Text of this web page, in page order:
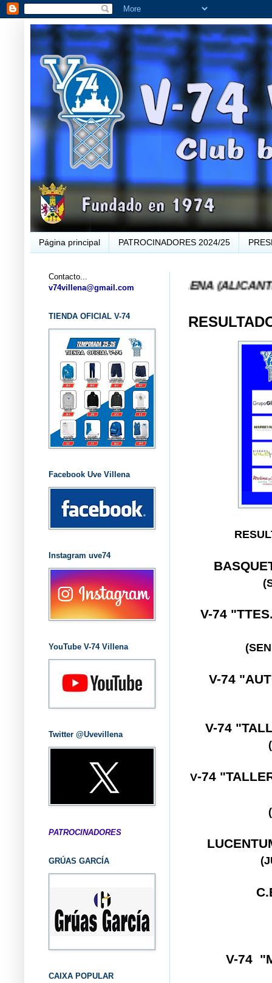
Página principal PATROCINADORES 2024/25
BALONCESTO V-74 VILLENA (ALICANTE) ...
V-74
V-74
V-74
V-74
V-74
Contacto...
v74villena@gmail.com
TIENDA OFICIAL V-74
Facebook Uve Villena
Instagram uve74
YouTube V-74 Villena
Twitter @Uvevillena
PATROCINADORES
GRÚAS GARCÍA
CAIXA POPULAR